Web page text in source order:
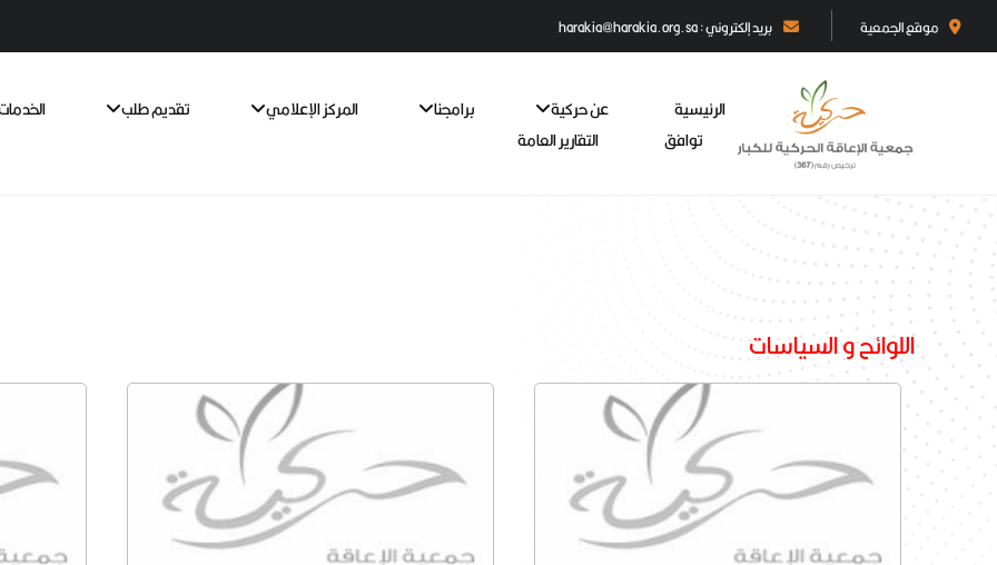
موقع الجمعية بريد إلكتروني : harakia@harakia.org.sa
الرئيسية عن حركية برامجنا المركز الإعلامي تقديم طلب
توافق
التقارير العامة
اللوائح و السياسات